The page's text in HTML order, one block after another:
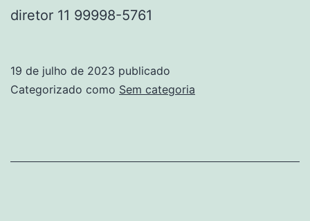
diretor 11 99998-5761
19 de julho de 2023 publicado
Categorizado como Sem categoria